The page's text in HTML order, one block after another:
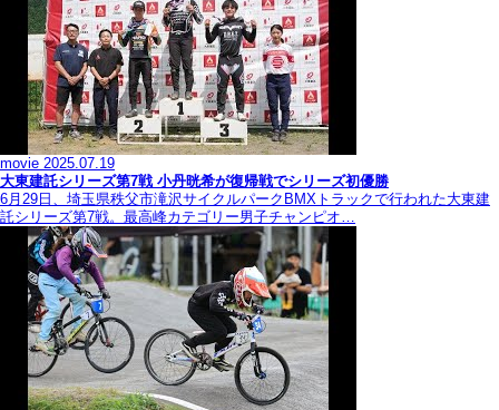
movie 2025.07.19
大東建託シリーズ第7戦 ⼩丹晄希が復帰戦でシリーズ初優勝
6月29日、埼玉県秩父市滝沢サイクルパークBMXトラックで行われた大東建
託シリーズ第7戦。最高峰カテゴリー男子チャンピオ…